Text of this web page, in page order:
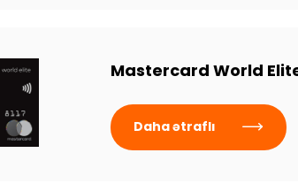
Mastercard World
Daha ətraflı